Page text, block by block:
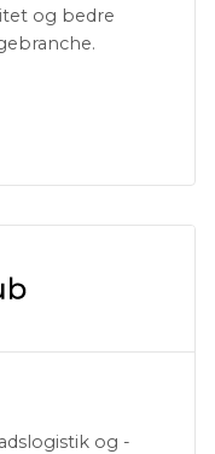
og bedre
og -